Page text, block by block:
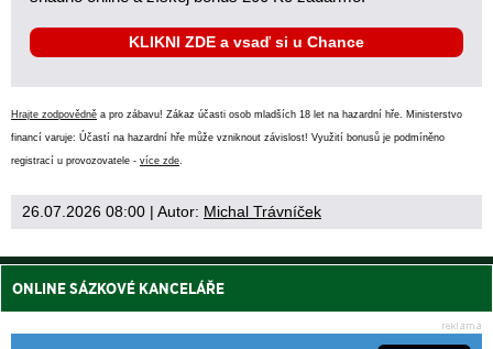
KLIKNI ZDE a vsaď si u Chance
Hrajte zodpovědně a pro zábavu! Zákaz účasti osob mladších 18 let na hazardní hře. Ministerstvo
financí varuje: Účastí na hazardní hře může vzniknout závislost! Využití bonusů je podmíněno
registrací u provozovatele - více zde
26.07.2026 08:00 | Autor: Michal Trávníček
ONLINE SÁZKOVÉ KANCELÁŘE